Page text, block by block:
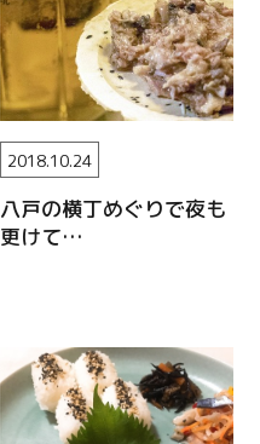
八戸の横丁めぐりで夜も
更けて…
2018.10.24